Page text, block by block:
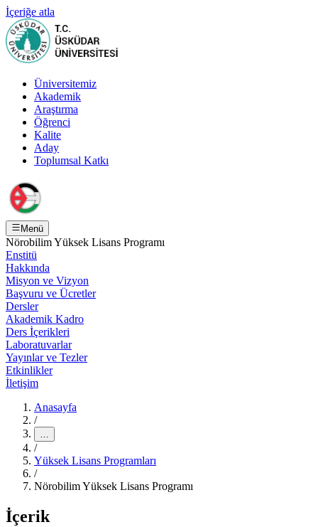
İçeriğe atla
Üniversitemiz
Akademik
Araştırma
Öğrenci
Kalite
Aday
Toplumsal Katkı
Menü
Nörobilim Yüksek Lisans Programı
Enstitü
Hakkında
Misyon ve Vizyon
Başvuru ve Ücretler
Dersler
Akademik Kadro
Ders İçerikleri
Laboratuvarlar
Yayınlar ve Tezler
Etkinlikler
İletişim
Anasayfa
/
…
/
Yüksek Lisans Programları
/
Nörobilim Yüksek Lisans Programı
İçerik